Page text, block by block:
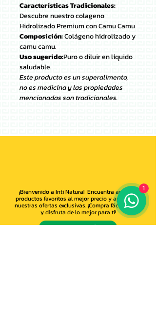
Características Tradicionales:
Descubre nuestro colageno
Hidrolizado Premium con Camu Camu
Composición:Colágeno hidrolizado y
camu camu.
Uso sugerido:Puro o diluir en líquido
saludable.
Este producto es un superalimento,
no es medicina y las propiedades
mencionadas son tradicionales.
¡Bienvenido a Inti Natura! Encuentra aquí tus
productos favoritos al mejor precio y aprovecha
nuestras ofertas exclusivas. ¡Compra fácil, rápido
y disfruta de lo mejor para ti!
COMPRA AQUÍ
1